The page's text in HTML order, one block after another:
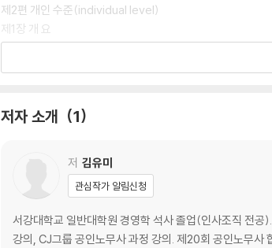
제2편 개인 수준(individual level)
제1장 개 요
제2장 다양성(diversity) (=개인차)
제6장 태도(attitudes), 신뢰(trust)
제8장 동기부여(motivation)
제9장 학습(learning)
제3편 집단 수준(group level)
제1장 개 요
제2장 집단(group)과 팀(team)
저자 소개 1
저 김유미
관심작가 알림신청
서강대학교 일반대학원 경영학 석사 졸업(인사조직 전
강의, CJ그룹 공인노무사 과정 강의. 제20회 공인노무사